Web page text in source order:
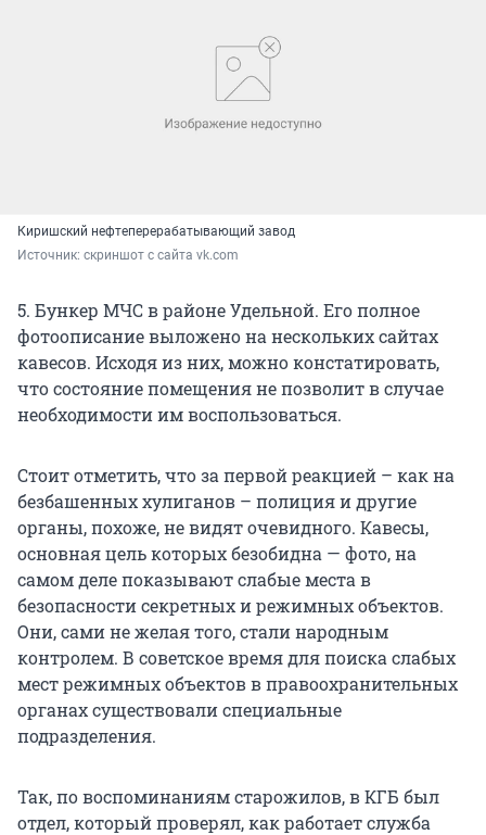
Киришский нефтеперерабатывающий завод
Источник: скриншот с сайта vk.com
5. Бункер МЧС в районе Удельной. Его полное
фотоописание выложено на нескольких сайтах
кавесов. Исходя из них, можно констатировать,
что состояние помещения не позволит в случае
необходимости им воспользоваться.
Стоит отметить, что за первой реакцией – как на
безбашенных хулиганов – полиция и другие
органы, похоже, не видят очевидного. Кавесы,
основная цель которых безобидна — фото, на
самом деле показывают слабые места в
безопасности секретных и режимных объектов.
Они, сами не желая того, стали народным
контролем. В советское время для поиска слабых
мест режимных объектов в правоохранительных
органах существовали специальные
подразделения.
Так, по воспоминаниям старожилов, в КГБ был
отдел, который проверял, как работает служба